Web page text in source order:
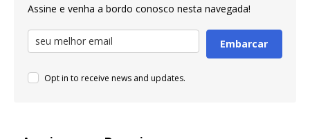
Assine e venha a bordo conosco nesta navegada!
Embarcar
Opt in to receive news and updates.